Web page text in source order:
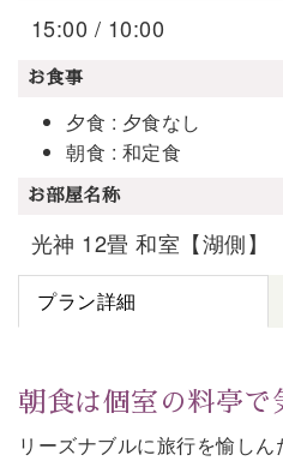
15:00 / 10:00
お食事
夕食 : 夕食なし
朝食 : 和定食
お部屋名称
光神 12畳 和室【湖側】
プラン詳細
朝食は個室の料亭で
リーズナブルに旅行を愉し